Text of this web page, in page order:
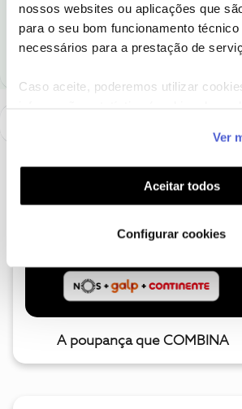
nossos websites ou aplicações que
para o seu bom funcionamento
necessários para a prestação de
Caso aceite, poderemos utilizar
funcionalidades (cookies de
funcionalidade) e adaptar anúncios
(cookies de publicidade
utilização dos cookies clicando em "
Ver
Aceitar todos
Configurar cookies
Ajude a comunidade a encontrar informação
como "Melhor Resposta" e faça "Like" nos
A poupança que COMBINA